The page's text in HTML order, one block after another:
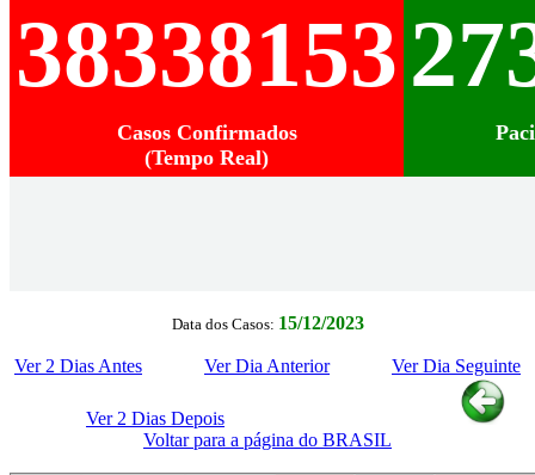
38338153
Casos Confirmados
(Tempo Real)
Data dos Casos: 15/12/2023
Ver 2 Dias Antes Ver Dia Anterior Ver Dia Seguinte
Ver 2 Dias Depois
Voltar para a página do BRASIL